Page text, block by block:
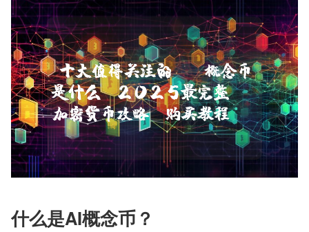
什么是AI概念币？